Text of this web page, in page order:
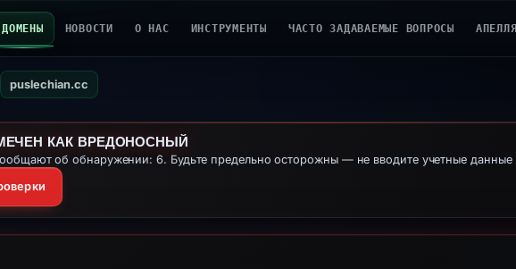
ДОМЕНЫ НОВОСТИ О НАС ИНСТРУМЕНТЫ ЧАСТО ЗАДАВАЕМЫЕ ВОПРОСЫ
puslechian.cc
КАК ВРЕДОНОСНЫЙ
об обнаружении: 6. Будьте предельно осторожны — не вводите учетные